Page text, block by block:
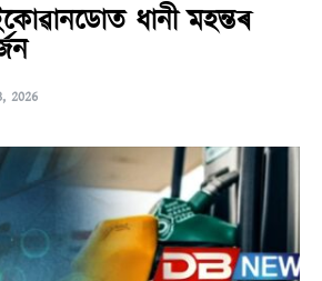
ধানী মহন্তৰ
2026